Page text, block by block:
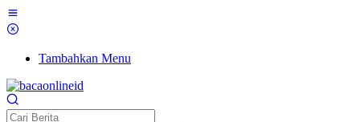
Tambahkan Menu